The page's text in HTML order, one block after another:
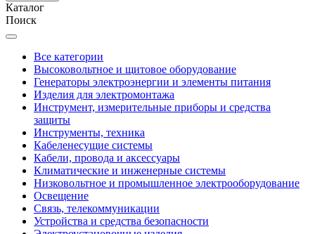
Каталог
Поиск
Все категории
Высоковольтное и щитовое оборудование
Генераторы электроэнергии и элементы питания
Изделия для электромонтажа
Инструмент, измерительные приборы и средства
защиты
Инструменты, техника
Кабеленесущие системы
Кабели, провода и аксессуары
Климатические и инженерные системы
Низковольтное и промышленное электрооборудование
Освещение
Связь, телекоммуникации
Устройства и средства безопасности